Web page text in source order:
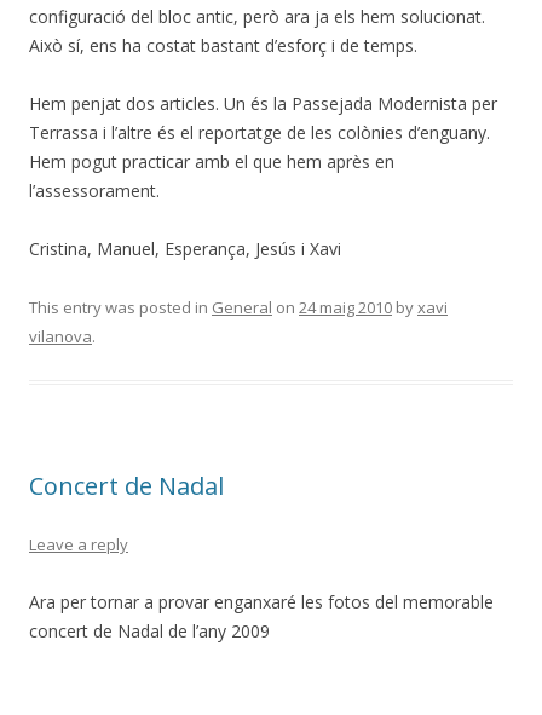
configuració del bloc antic, però ara ja els hem solucionat.
Això sí, ens ha costat bastant d’esforç i de temps.
Hem penjat dos articles. Un és la Passejada Modernista per
Terrassa i l’altre és el reportatge de les colònies d’enguany.
Hem pogut practicar amb el que hem après en
l’assessorament.
Cristina, Manuel, Esperança, Jesús i Xavi
This entry was posted in General on 24 maig 2010 byxavi
vilanova.
Concert de Nadal
Leave a reply
Ara per tornar a provar enganxaré les fotos del memorable
concert de Nadal de l’any 2009